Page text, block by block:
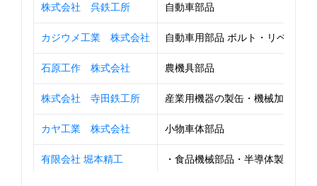
株式会社 呉鉄工所 自動車部品
カジウメ工業 株式会社 自動車用部品 ボルト・リベット
石原工作 株式会社 農機具部品
株式会社 寺田鉄工所 産業用機器の製缶・機械加工
カヤ工業 株式会社 小物車体部品
有限会社 堀本精工 ・食品機械部品・半導体製造装置